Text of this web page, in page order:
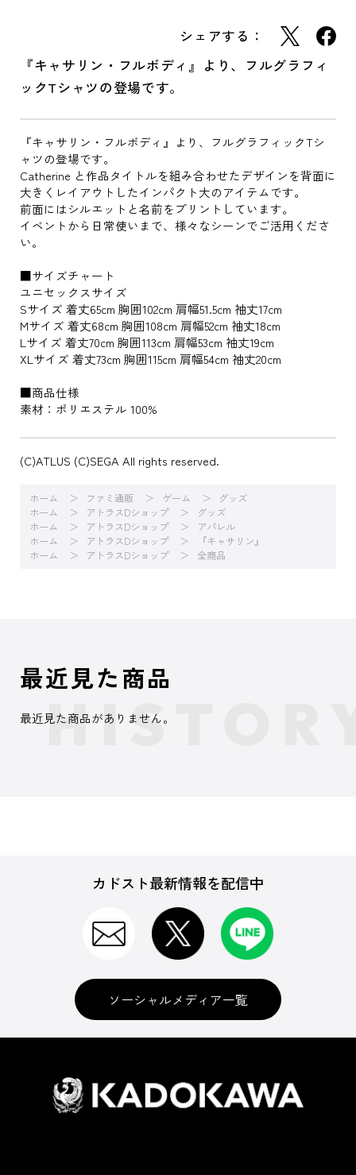
シェアする：
『キャサリン・フルボディ』より、フルグラフィ
ックTシャツの登場です。
『キャサリン・フルボディ』より、フルグラフィックTシ
ャツの登場です。
Catherine と作品タイトルを組み合わせたデザインを背面に
大きくレイアウトしたインパクト大のアイテムです。
前面にはシルエットと名前をプリントしています。
イベントから日常使いまで、様々なシーンでご活用くださ
い。
■サイズチャート
ユニセックスサイズ
Sサイズ 着丈65cm 胸囲102cm 肩幅51.5cm 袖丈17cm
Mサイズ 着丈68cm 胸囲108cm 肩幅52cm 袖丈18cm
Lサイズ 着丈70cm 胸囲113cm 肩幅53cm 袖丈19cm
XLサイズ 着丈73cm 胸囲115cm 肩幅54cm 袖丈20cm
■商品仕様
素材：ポリエステル 100%
(C)ATLUS (C)SEGA All rights reserved.
ホーム ファミ通販 ゲーム
グッズ
ホーム
アトラスDショップ
グッズ
ホーム
アトラスDショップ
アパレル
ホーム
アトラスDショップ
『キャサリン』
ホーム
アトラスDショップ 全商品
最近見た商品
最近見た商品がありません。
カドスト最新情報を配信中
ソーシャルメディア一覧